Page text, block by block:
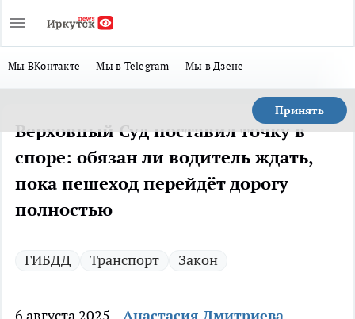
Мы ВКонтакте Мы в Telegram Мы в Дзене
Принять
Верховный Суд поставил точку в
споре: обязан ли водитель ждать,
пока пешеход перейдёт дорогу
полностью
ГИБДД Транспорт Закон